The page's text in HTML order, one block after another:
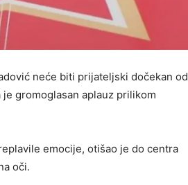
neće biti prijateljski dočekan od
gromoglasan aplauz prilikom
emocije, otišao je do centra
oči.